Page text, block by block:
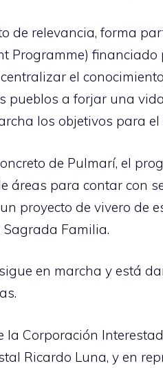
de relevancia, forma
Programme)
el
pueblos a forjar una
los objetivos para el
de Pulmarí, el
áreas para contar con
proyecto de vivero de
Familia.
en marcha y está
la Corporación
Ricardo Luna, y en